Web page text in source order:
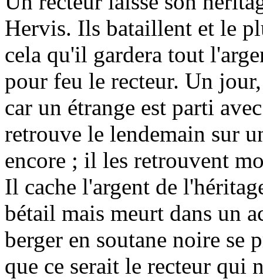
Hervis. Ils bataillent et le
cela qu'il gardera tout
pour feu le recteur. Un
car un étrange est parti
retrouve le lendemain sur
encore ; il les retrouvent
Il cache l'argent de
bétail mais meurt dans un
berger en soutane noire se
que ce serait le recteur qui